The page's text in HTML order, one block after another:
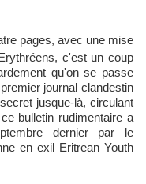
pages, avec une mise
c'est un coup
qu'on se passe
journal clandestin
jusque-là, circulant
bulletin rudimentaire a
dernier par le
en exil Eritrean Youth